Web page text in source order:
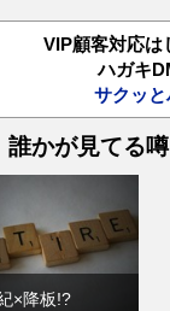
VIP顧客対応は
ハガキ
サクッと
誰かが見てる噂
×降板!?